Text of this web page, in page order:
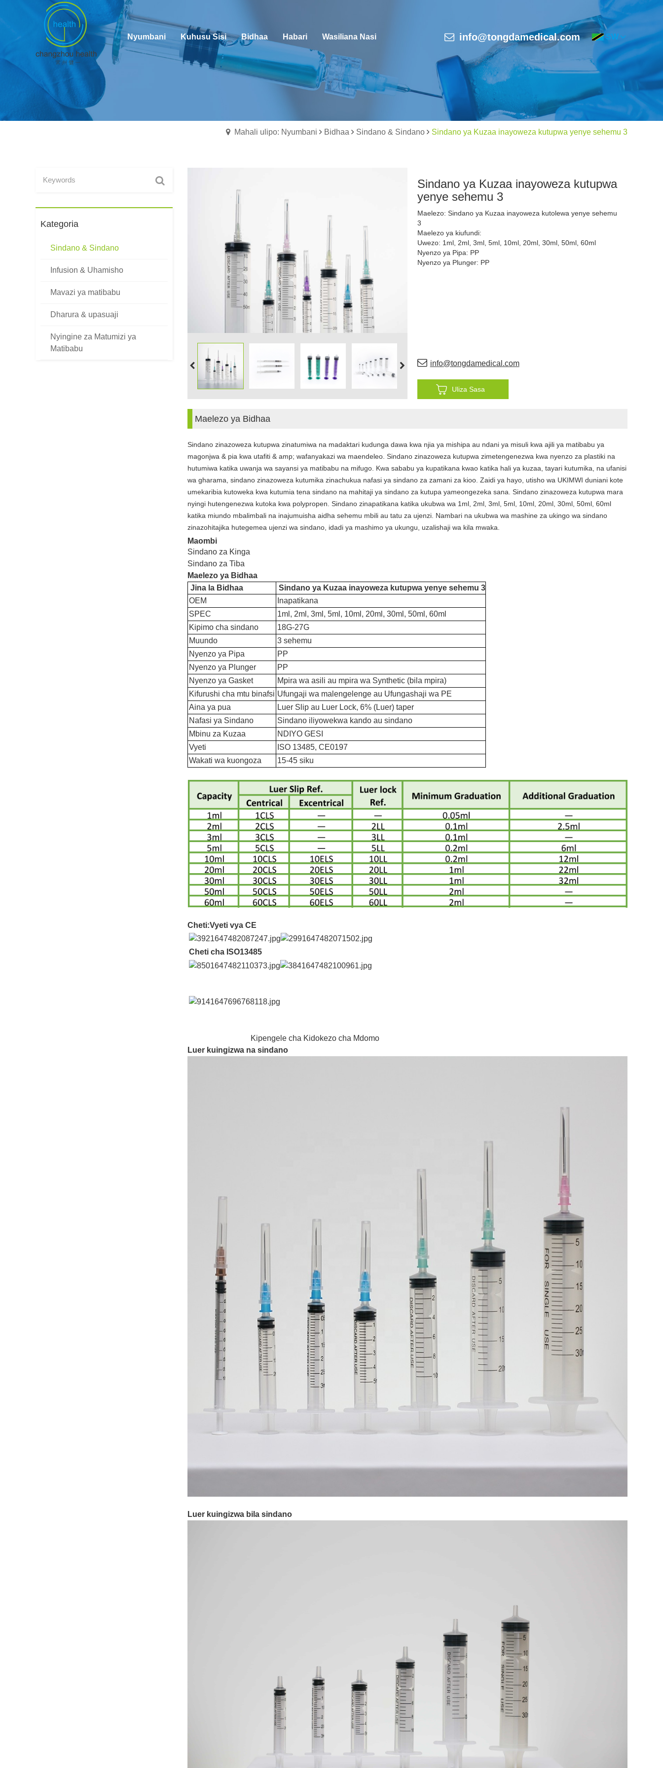
Nyumbani Kuhusu Sisi Bidhaa Habari Wasiliana Nasi info@tongdamedical.com SW
Mahali ulipo: Nyumbani Bidhaa Sindano & Sindano Sindano ya Kuzaa inayoweza kutupwa yenye sehemu 3
Kategoria
Sindano & Sindano
Infusion & Uhamisho
Mavazi ya matibabu
Dharura & upasuaji
Nyingine za Matumizi ya
Matibabu
Sindano ya Kuzaa inayoweza kutupwa
yenye sehemu 3
Maelezo: Sindano ya Kuzaa inayoweza kutolewa yenye sehemu
3
Maelezo ya kiufundi:
Uwezo: 1ml, 2ml, 3ml, 5ml, 10ml, 20ml, 30ml, 50ml, 60ml
Nyenzo ya Pipa: PP
Nyenzo ya Plunger: PP
info@tongdamedical.com
Uliza Sasa
Maelezo ya Bidhaa
Sindano zinazoweza kutupwa zinatumiwa na madaktari kudunga dawa kwa njia ya mishipa au ndani ya misuli kwa ajili ya matibabu ya
magonjwa & pia kwa utafiti & amp; wafanyakazi wa maendeleo. Sindano zinazoweza kutupwa zimetengenezwa kwa nyenzo za plastiki na
hutumiwa katika uwanja wa sayansi ya matibabu na mifugo. Kwa sababu ya kupatikana kwao katika hali ya kuzaa, tayari kutumika, na ufanisi
wa gharama, sindano zinazoweza kutumika zinachukua nafasi ya sindano za zamani za kioo. Zaidi ya hayo, utisho wa UKIMWI duniani kote
umekaribia kutoweka kwa kutumia tena sindano na mahitaji ya sindano za kutupa yameongezeka sana. Sindano zinazoweza kutupwa mara
nyingi hutengenezwa kutoka kwa polypropen. Sindano zinapatikana katika ukubwa wa 1ml, 2ml, 3ml, 5ml, 10ml, 20ml, 30ml, 50ml, 60ml
katika miundo mbalimbali na inajumuisha aidha sehemu mbili au tatu za ujenzi. Nambari na ukubwa wa mashine za ukingo wa sindano
zinazohitajika hutegemea ujenzi wa sindano, idadi ya mashimo ya ukungu, uzalishaji wa kila mwaka.
Maombi
Sindano za Kinga
Sindano za Tiba
Maelezo ya Bidhaa
Jina la Bidhaa
Sindano ya Kuzaa inayoweza kutupwa yenye sehemu 3
OEM
Inapatikana
SPEC
1ml, 2ml, 3ml, 5ml, 10ml, 20ml, 30ml, 50ml, 60ml
Kipimo cha sindano
18G-27G
Muundo
3 sehemu
Nyenzo ya Pipa
PP
Nyenzo ya Plunger
PP
Nyenzo ya Gasket
Mpira wa asili au mpira wa Synthetic (bila mpira)
Kifurushi cha mtu binafsi Ufungaji wa malengelenge au Ufungashaji wa PE
Aina ya pua
Luer Slip au Luer Lock, 6% (Luer) taper
Nafasi ya Sindano
Sindano iliyowekwa kando au sindano
Mbinu za Kuzaa
NDIYO GESI
Vyeti
ISO 13485, CE0197
Wakati wa kuongoza
15-45 siku
Cheti:Vyeti vya CE
Cheti cha ISO13485
Kipengele cha Kidokezo cha Mdomo
Luer kuingizwa na sindano
Luer kuingizwa bila sindano